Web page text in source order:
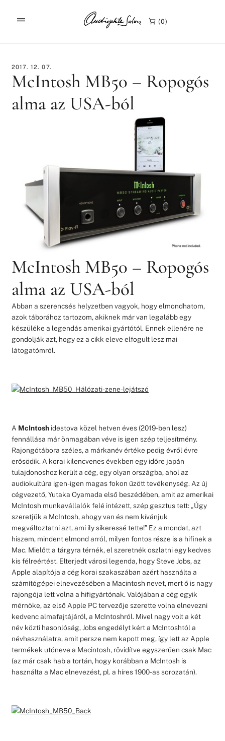
0
KEZDŐLAP TESZTEK
MCINTOSH MB50 – ROPOGÓS ALMA AZ USA-BÓL
2017. 12. 07.
McIntosh MB50 – Ropogós
alma az USA-ból
McIntosh MB50 – Ropogós
alma az USA-ból
Abban a szerencsés helyzetben vagyok, hogy elmondhatom,
azok táborához tartozom, akiknek már van legalább egy
készüléke a legendás amerikai gyártótól. Ennek ellenére ne
gondolják azt, hogy ez a cikk eleve elfogult lesz mai
látogatómról.
A McIntoshidestova közel hetven éves (2019-ben lesz)
fennállása már önmagában véve is igen szép teljesítmény.
Rajongótábora széles, a márkanév értéke pedig évről évre
erősödik. A korai kilencvenes években egy időre japán
tulajdonoshoz került a cég, egy olyan országba, ahol az
audiokultúra igen-igen magas fokon űzött tevékenység. Az új
cégvezető, Yutaka Oyamada első beszédében, amit az amerikai
McIntosh munkavállalók felé intézett, szép gesztus tett: „Úgy
szeretjük a McIntosh, ahogy van és nem kívánjuk
megváltoztatni azt, ami ily sikeressé tette!” Ez a mondat, azt
hiszem, mindent elmond arról, milyen fontos része is a hifinek a
Mac. Mielőtt a tárgyra térnék, el szeretnék oszlatni egy kedves
kis félreértést. Elterjedt városi legenda, hogy Steve Jobs, az
Apple alapítója a cég korai szakaszában azért használta a
számítógépei elnevezésében a Macintosh nevet, mert ő is nagy
rajongója lett volna a hifigyártónak. Valójában a cég egyik
mérnöke, az első Apple PC tervezője szerette volna elnevezni
kedvenc almafajtájáról, a McIntoshról. Mivel nagy volt a két
név közti hasonlóság, Jobs engedélyt kért a McIntoshtól a
névhasználatra, amit persze nem kapott meg, így lett az Apple
termékek utóneve a Macintosh, rövidítve egyszerűen csak Mac
(az már csak hab a tortán, hogy korábban a McIntosh is
használta a Mac elnevezést, pl. a híres 1900-as sorozatán).